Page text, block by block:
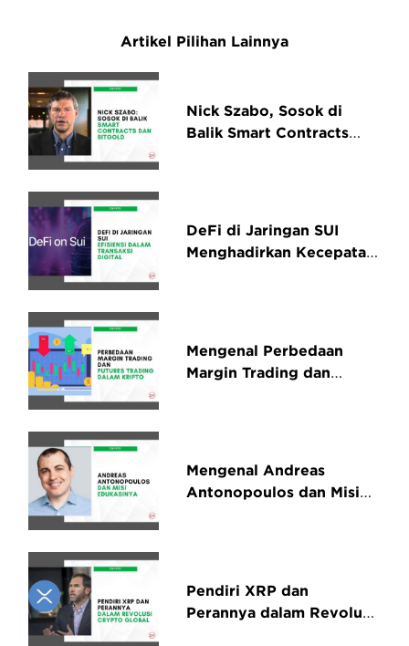
Artikel Pilihan Lainnya
Nick Szabo, Sosok di
Balik Smart Contracts
DeFi di Jaringan SUI
Menghadirkan Kecepatan
Mengenal Perbedaan
Margin Trading dan
Mengenal Andreas
Antonopoulos dan Misi
Pendiri XRP dan
Perannya dalam Revolusi